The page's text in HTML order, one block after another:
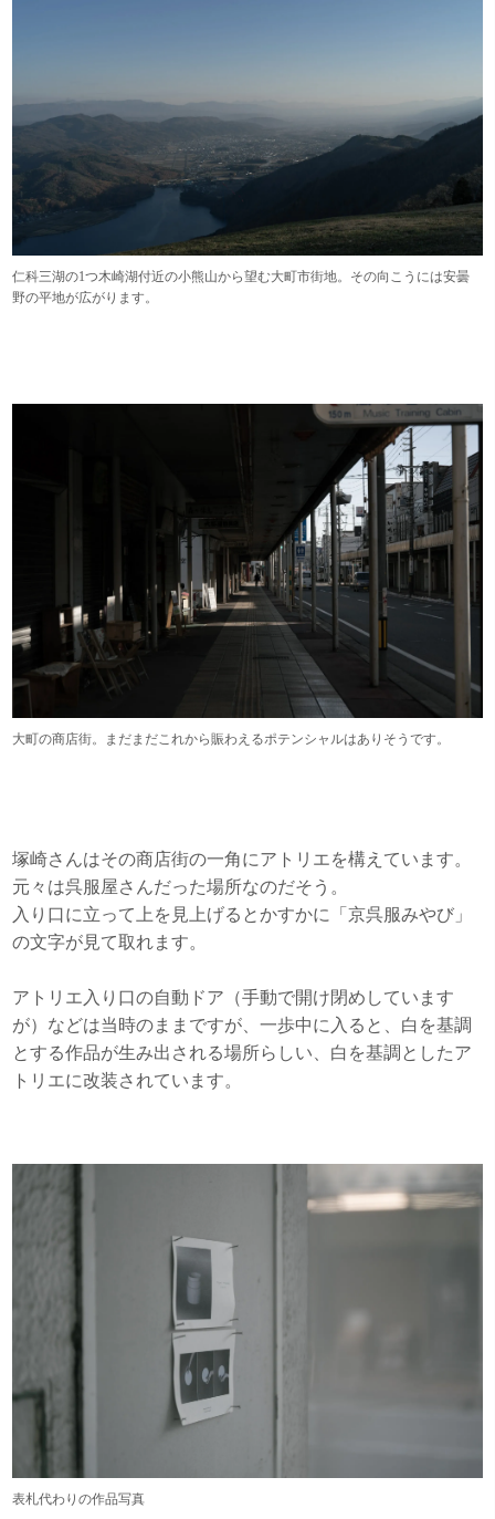
仁科三湖の1つ木崎湖付近の小熊山から望む大町市街地。その向こうには安曇
野の平地が広がります。
大町の商店街。まだまだこれから賑わえるポテンシャルはありそうです。
塚崎さんはその商店街の一角にアトリエを構えています。
元々は呉服屋さんだった場所なのだそう。
入り口に立って上を見上げるとかすかに「京呉服みやび」
の文字が見て取れます。
アトリエ入り口の自動ドア（手動で開け閉めしています
が）などは当時のままですが、一歩中に入ると、白を基調
とする作品が生み出される場所らしい、白を基調としたア
トリエに改装されています。
表札代わりの作品写真